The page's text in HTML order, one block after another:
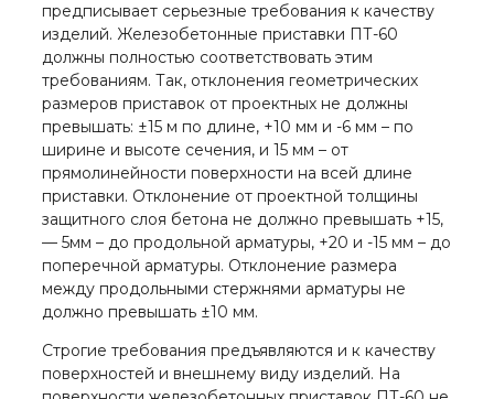
предписывает серьезные требования к качеству
изделий. Железобетонные приставки ПТ-60
должны полностью соответствовать этим
требованиям. Так, отклонения геометрических
размеров приставок от проектных не должны
превышать: ±15 м по длине, +10 мм и -6 мм – по
ширине и высоте сечения, и 15 мм – от
прямолинейности поверхности на всей длине
приставки. Отклонение от проектной толщины
защитного слоя бетона не должно превышать +15,
— 5мм – до продольной арматуры, +20 и -15 мм – до
поперечной арматуры. Отклонение размера
между продольными стержнями арматуры не
должно превышать ±10 мм.
Строгие требования предъявляются и к качеству
поверхностей и внешнему виду изделий. На